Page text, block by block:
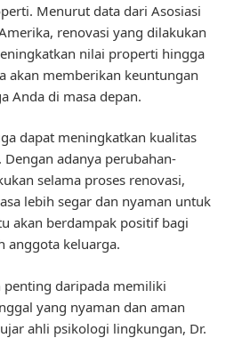
Menurut data dari Asosiasi
renovasi yang dilakukan
nilai properti hingga
akan memberikan keuntungan
Anda di masa depan.
dapat meningkatkan kualitas
adanya perubahan-
selama proses renovasi,
lebih segar dan nyaman untuk
akan berdampak positif bagi
anggota keluarga.
penting daripada memiliki
yang nyaman dan aman
ahli psikologi lingkungan, Dr.